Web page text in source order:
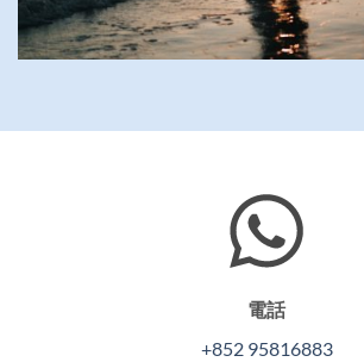
電話
+852 95816883